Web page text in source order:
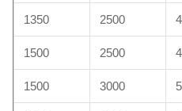
1350 2500
1500 2500
1500 3000